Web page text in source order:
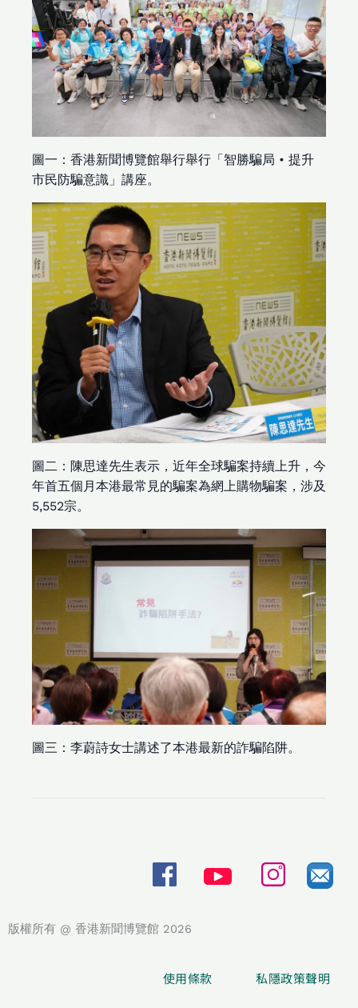
圖一：香港新聞博覽館舉行舉行「智勝騙局 • 提升
市民防騙意識」講座。
圖二：陳思達先生表示，近年全球騙案持續上升，今
年首五個月本港最常見的騙案為網上購物騙案，涉及
5,552宗。
圖三：李蔚詩女士講述了本港最新的詐騙陷阱。
版權所有 @ 香港新聞博覽館 2026
使用條款 私隱政策聲明